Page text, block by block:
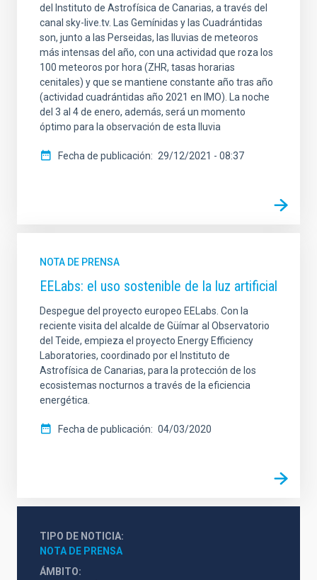
del Instituto de Astrofísica de Canarias, a través del
canal sky-live.tv. Las Gemínidas y las Cuadrántidas
son, junto a las Perseidas, las lluvias de meteoros
más intensas del año, con una actividad que roza los
100 meteoros por hora (ZHR, tasas horarias
cenitales) y que se mantiene constante año tras año
(actividad cuadrántidas año 2021 en IMO). La noche
del 3 al 4 de enero, además, será un momento
óptimo para la observación de esta lluvia
Fecha de publicación 29/12/2021 - 08:37
NOTA DE PRENSA
EELabs: el uso sostenible de la luz artificial
Despegue del proyecto europeo EELabs. Con la
reciente visita del alcalde de Güímar al Observatorio
del Teide, empieza el proyecto Energy Efficiency
Laboratories, coordinado por el Instituto de
Astrofísica de Canarias, para la protección de los
ecosistemas nocturnos a través de la eficiencia
energética.
Fecha de publicación 04/03/2020
TIPO DE NOTICIA
NOTA DE PRENSA
ÁMBITO